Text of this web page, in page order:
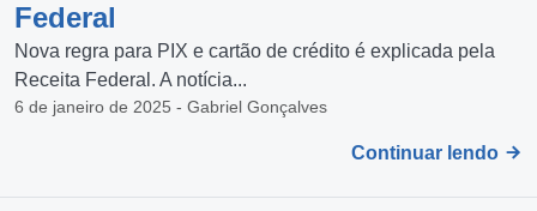
Federal
Nova regra para PIX e cartão de crédito é explicada pela
Receita Federal. A notícia...
6 de janeiro de 2025 - Gabriel Gonçalves
Continuar lendo